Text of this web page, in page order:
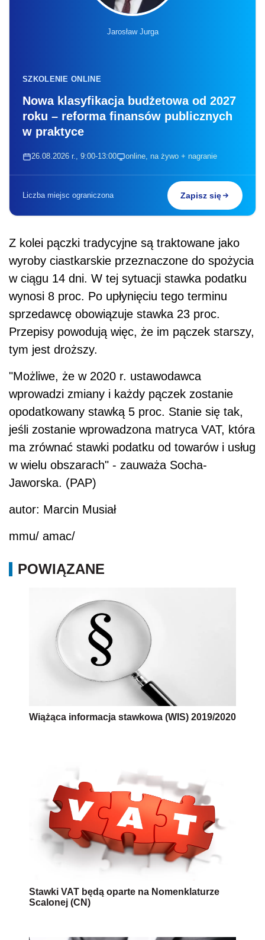
Jarosław Jurga
SZKOLENIE ONLINE
Nowa klasyfikacja budżetowa od 2027
roku – reforma finansów publicznych
w praktyce
26.08.2026 r., 9:00-13:00 online, na żywo + nagranie
Liczba miejsc ograniczona Zapisz się
Z kolei pączki tradycyjne są traktowane jako
wyroby ciastkarskie przeznaczone do spożycia
w ciągu 14 dni. W tej sytuacji stawka podatku
wynosi 8 proc. Po upłynięciu tego terminu
sprzedawcę obowiązuje stawka 23 proc.
Przepisy powodują więc, że im pączek starszy,
tym jest droższy.
"Możliwe, że w 2020 r. ustawodawca
wprowadzi zmiany i każdy pączek zostanie
opodatkowany stawką 5 proc. Stanie się tak,
jeśli zostanie wprowadzona matryca VAT, która
ma zrównać stawki podatku od towarów i usług
w wielu obszarach" - zauważa Socha-
Jaworska. (PAP)
autor: Marcin Musiał
mmu/ amac/
POWIĄZANE
Wiążąca informacja stawkowa (WIS) 2019/2020
Stawki VAT będą oparte na Nomenklaturze
Scalonej (CN)